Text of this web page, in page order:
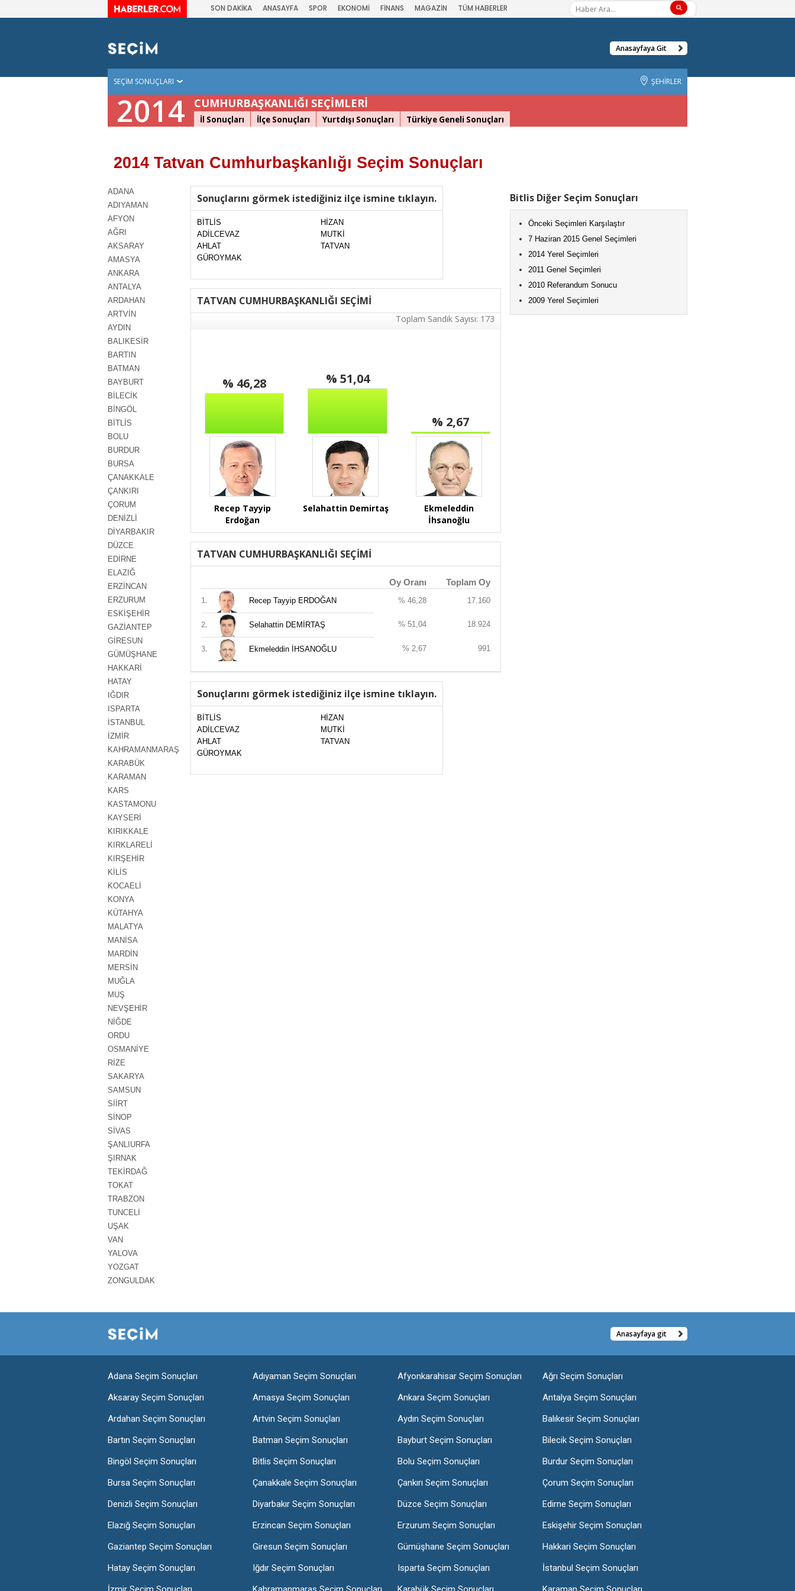
SON DAKİKA ANASAYFA SPOR EKONOMİ FİNANS MAGAZİN TÜM HABERLER
Anasayfaya Git
SEÇİM SONUÇLARI ŞEHİRLER
2014 CUMHURBAŞKANLIĞI SEÇİMLERİ
İl Sonuçları İlçe Sonuçları Yurtdışı Sonuçları Türkiye Geneli Sonuçları
2014 Tatvan Cumhurbaşkanlığı Seçim Sonuçları
ADANA
ADIYAMAN
AFYON
AĞRI
AKSARAY
AMASYA
ANKARA
ANTALYA
ARDAHAN
ARTVİN
AYDIN
BALIKESİR
BARTIN
BATMAN
BAYBURT
BİLECİK
BİNGÖL
BİTLİS
BOLU
BURDUR
BURSA
ÇANAKKALE
ÇANKIRI
ÇORUM
DENİZLİ
DİYARBAKIR
DÜZCE
EDİRNE
ELAZIĞ
ERZİNCAN
ERZURUM
ESKİŞEHİR
GAZİANTEP
GİRESUN
GÜMÜŞHANE
HAKKARİ
HATAY
IĞDIR
ISPARTA
İSTANBUL
İZMİR
KAHRAMANMARAŞ
KARABÜK
KARAMAN
KARS
KASTAMONU
KAYSERİ
KIRIKKALE
KIRKLARELİ
KIRŞEHİR
KİLİS
KOCAELİ
KONYA
KÜTAHYA
MALATYA
MANİSA
MARDİN
MERSİN
MUĞLA
MUŞ
NEVŞEHİR
NİĞDE
ORDU
OSMANİYE
RİZE
SAKARYA
SAMSUN
SİİRT
SİNOP
SİVAS
ŞANLIURFA
ŞIRNAK
TEKİRDAĞ
TOKAT
TRABZON
TUNCELİ
UŞAK
VAN
YALOVA
YOZGAT
ZONGULDAK
Sonuçlarını görmek istediğiniz ilçe ismine tıklayın.
BİTLİS
ADİLCEVAZ
AHLAT
GÜROYMAK
HİZAN
MUTKİ
TATVAN
TATVAN CUMHURBAŞKANLIĞI SEÇİMİ
Toplam Sandık Sayısı: 173
% 46,28
Recep Tayyip
Erdoğan
% 51,04
Selahattin Demirtaş
% 2,67
Ekmeleddin
İhsanoğlu
TATVAN CUMHURBAŞKANLIĞI SEÇİMİ
Oy Oranı Toplam Oy
1. Recep Tayyip ERDOĞAN % 46,28 17.160
2. Selahattin DEMİRTAŞ % 51,04 18.924
3. Ekmeleddin İHSANOĞLU % 2,67 991
Sonuçlarını görmek istediğiniz ilçe ismine tıklayın.
BİTLİS
ADİLCEVAZ
AHLAT
GÜROYMAK
HİZAN
MUTKİ
TATVAN
Bitlis Diğer Seçim Sonuçları
Önceki Seçimleri Karşılaştır
7 Haziran 2015 Genel Seçimleri
2014 Yerel Seçimleri
2011 Genel Seçimleri
2010 Referandum Sonucu
2009 Yerel Seçimleri
Anasayfaya git
Adana Seçim Sonuçları Adıyaman Seçim Sonuçları Afyonkarahisar Seçim Sonuçları
Ağrı Seçim Sonuçları
Aksaray Seçim Sonuçları
Amasya Seçim Sonuçları Ankara Seçim Sonuçları
Antalya Seçim Sonuçları
Ardahan Seçim Sonuçları
Artvin Seçim Sonuçları Aydın Seçim Sonuçları
Balıkesir Seçim Sonuçları
Bartın Seçim Sonuçları
Batman Seçim Sonuçları Bayburt Seçim Sonuçları
Bilecik Seçim Sonuçları
Bingöl Seçim Sonuçları
Bitlis Seçim Sonuçları Bolu Seçim Sonuçları
Burdur Seçim Sonuçları
Bursa Seçim Sonuçları
Çanakkale Seçim Sonuçları Çankırı Seçim Sonuçları
Çorum Seçim Sonuçları
Denizli Seçim Sonuçları
Diyarbakır Seçim Sonuçları Düzce Seçim Sonuçları
Edirne Seçim Sonuçları
Elazığ Seçim Sonuçları
Erzincan Seçim Sonuçları Erzurum Seçim Sonuçları
Eskişehir Seçim Sonuçları
Gaziantep Seçim Sonuçları
Giresun Seçim Sonuçları Gümüşhane Seçim Sonuçları
Hakkari Seçim Sonuçları
Hatay Seçim Sonuçları
Iğdır Seçim Sonuçları Isparta Seçim Sonuçları
İstanbul Seçim Sonuçları